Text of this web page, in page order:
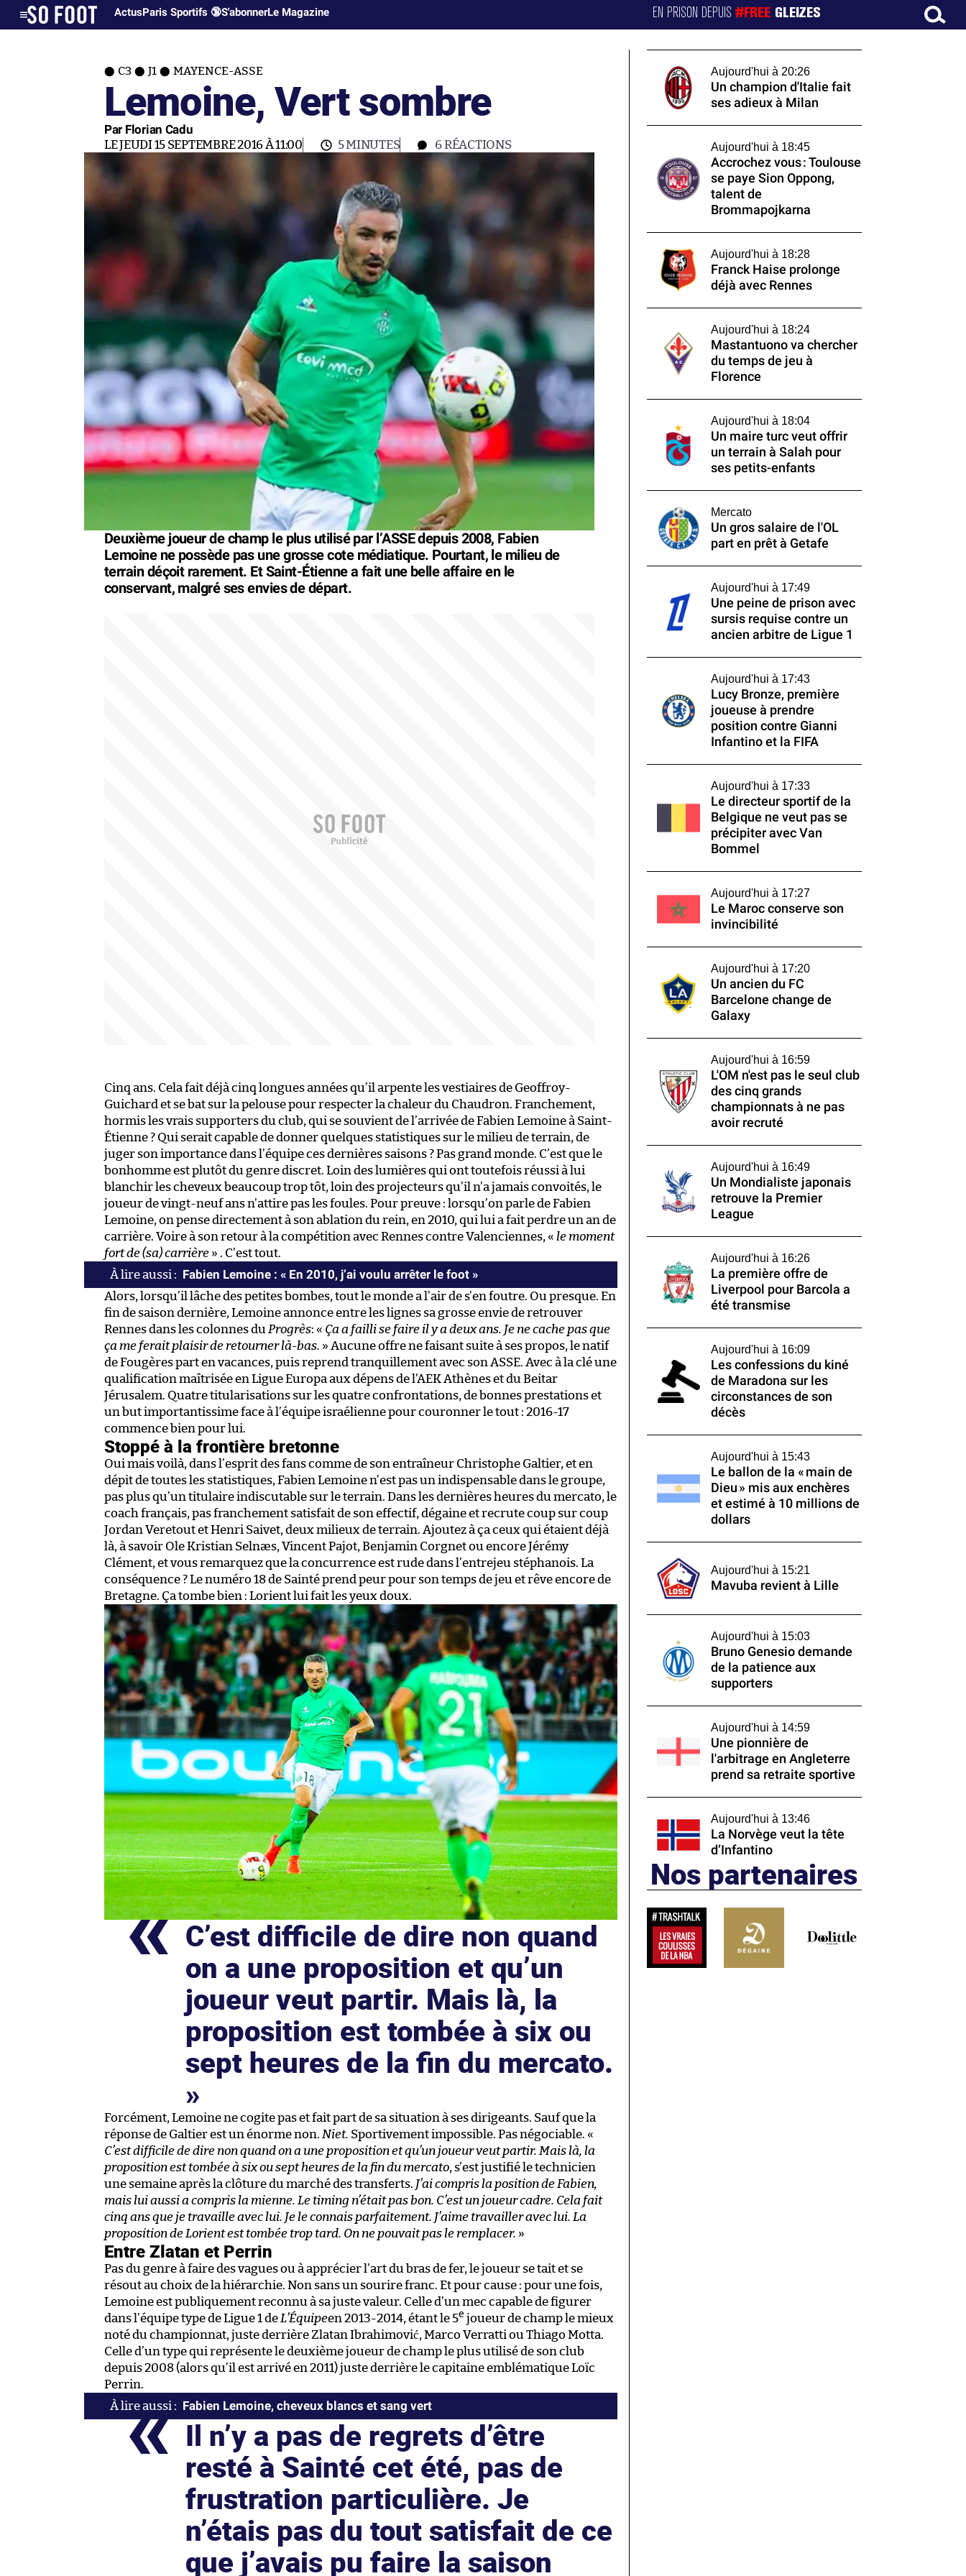
ActusParis Sportifs 🔞S'abonnerLe Magazine EN PRISON DEPUIS#FREE GLEIZES
C3 J1 MAYENCE-ASSE
Lemoine, Vert sombre
Par Florian Cadu
LE JEUDI 15 SEPTEMBRE 2016 À 11:00 5 MINUTES 6RÉACTIONS
Deuxième joueur de champ le plus utilisé par l’ASSE depuis 2008, Fabien
Lemoine ne possède pas une grosse cote médiatique. Pourtant, le milieu de
terrain déçoit rarement. Et Saint-Étienne a fait une belle affaire en le
conservant, malgré ses envies de départ.
Cinq ans. Cela fait déjà cinq longues années qu’il arpente les vestiaires de Geoffroy-
Guichard et se bat sur la pelouse pour respecter la chaleur du Chaudron. Franchement,
hormis les vrais supporters du club, qui se souvient de l’arrivée de Fabien Lemoine à Saint-
Étienne ? Qui serait capable de donner quelques statistiques sur le milieu de terrain, de
juger son importance dans l’équipe ces dernières saisons ? Pas grand monde. C’est que le
bonhomme est plutôt du genre discret. Loin des lumières qui ont toutefois réussi à lui
blanchir les cheveux beaucoup trop tôt, loin des projecteurs qu’il n’a jamais convoités, le
joueur de vingt-neuf ans n’attire pas les foules. Pour preuve : lorsqu’on parle de Fabien
Lemoine, on pense directement à son ablation du rein, en 2010, qui lui a fait perdre un an de
carrière. Voire à son retour à la compétition avec Rennes contre Valenciennes, « le moment
fort de (sa) carrière » . C’est tout.
Fabien Lemoine : « En 2010, j’ai voulu arrêter le foot »
Alors, lorsqu’il lâche des petites bombes, tout le monde a l’air de s’en foutre. Ou presque. En
fin de saison dernière, Lemoine annonce entre les lignes sa grosse envie de retrouver
Rennes dans les colonnes du Progrès: « Ça a failli se faire il y a deux ans. Je ne cache pas que
ça me ferait plaisir de retourner là-bas. » Aucune offre ne faisant suite à ses propos, le natif
de Fougères part en vacances, puis reprend tranquillement avec son ASSE. Avec à la clé une
qualification maîtrisée en Ligue Europa aux dépens de l’AEK Athènes et du Beitar
Jérusalem. Quatre titularisations sur les quatre confrontations, de bonnes prestations et
un but importantissime face à l’équipe israélienne pour couronner le tout : 2016-17
commence bien pour lui.
Stoppé à la frontière bretonne
Oui mais voilà, dans l’esprit des fans comme de son entraîneur Christophe Galtier, et en
dépit de toutes les statistiques, Fabien Lemoine n’est pas un indispensable dans le groupe,
pas plus qu’un titulaire indiscutable sur le terrain. Dans les dernières heures du mercato, le
coach français, pas franchement satisfait de son effectif, dégaine et recrute coup sur coup
Jordan Veretout et Henri Saivet, deux milieux de terrain. Ajoutez à ça ceux qui étaient déjà
là, à savoir Ole Kristian Selnæs, Vincent Pajot, Benjamin Corgnet ou encore Jérémy
Clément, et vous remarquez que la concurrence est rude dans l’entrejeu stéphanois. La
conséquence ? Le numéro 18 de Sainté prend peur pour son temps de jeu et rêve encore de
Bretagne. Ça tombe bien : Lorient lui fait les yeux doux.
C’est difficile de dire non quand
on a une proposition et qu’un
joueur veut partir. Mais là, la
proposition est tombée à six ou
sept heures de la fin du mercato.
Forcément, Lemoine ne cogite pas et fait part de sa situation à ses dirigeants. Sauf que la
réponse de Galtier est un énorme non. Niet. Sportivement impossible. Pas négociable. «
C’est difficile de dire non quand on a une proposition et qu’un joueur veut partir. Mais là, la
proposition est tombée à six ou sept heures de la fin du mercato, s’est justifié le technicien
une semaine après la clôture du marché des transferts. J’ai compris la position de Fabien,
mais lui aussi a compris la mienne. Le timing n’était pas bon. C’est un joueur cadre. Cela fait
cinq ans que je travaille avec lui. Je le connais parfaitement. J’aime travailler avec lui. La
proposition de Lorient est tombée trop tard. On ne pouvait pas le remplacer. »
Entre Zlatan et Perrin
Pas du genre à faire des vagues ou à apprécier l’art du bras de fer, le joueur se tait et se
résout au choix de la hiérarchie. Non sans un sourire franc. Et pour cause : pour une fois,
Lemoine est publiquement reconnu à sa juste valeur. Celle d’un mec capable de figurer
dans l’équipe type de Ligue 1 de L’Équipeen 2013-2014, étant le 5e joueur de champ le mieux
noté du championnat, juste derrière Zlatan Ibrahimović, Marco Verratti ou Thiago Motta.
Celle d’un type qui représente le deuxième joueur de champ le plus utilisé de son club
depuis 2008 (alors qu’il est arrivé en 2011) juste derrière le capitaine emblématique Loïc
Perrin.
Fabien Lemoine, cheveux blancs et sang vert
Il n’y a pas de regrets d’être
resté à Sainté cet été, pas de
frustration particulière. Je
n’étais pas du tout satisfait de ce
que j’avais pu faire la saison
Aujourd'hui à 20:26
Un champion d'Italie fait
ses adieux à Milan
Aujourd'hui à 18:45
Accrochez vous : Toulouse
se paye Sion Oppong,
talent de
Brommapojkarna
Aujourd'hui à 18:28
Franck Haise prolonge
déjà avec Rennes
Aujourd'hui à 18:24
Mastantuono va chercher
du temps de jeu à
Florence
Aujourd'hui à 18:04
Un maire turc veut offrir
un terrain à Salah pour
ses petits-enfants
Mercato
Un gros salaire de l'OL
part en prêt à Getafe
Aujourd'hui à 17:49
Une peine de prison avec
sursis requise contre un
ancien arbitre de Ligue 1
Aujourd'hui à 17:43
Lucy Bronze, première
joueuse à prendre
position contre Gianni
Infantino et la FIFA
Aujourd'hui à 17:33
Le directeur sportif de la
Belgique ne veut pas se
précipiter avec Van
Bommel
Aujourd'hui à 17:27
Le Maroc conserve son
invincibilité
Aujourd'hui à 17:20
Un ancien du FC
Barcelone change de
Galaxy
Aujourd'hui à 16:59
L'OM n'est pas le seul club
des cinq grands
championnats à ne pas
avoir recruté
Aujourd'hui à 16:49
Un Mondialiste japonais
retrouve la Premier
League
Aujourd'hui à 16:26
La première offre de
Liverpool pour Barcola a
été transmise
Aujourd'hui à 16:09
Les confessions du kiné
de Maradona sur les
circonstances de son
décès
Aujourd'hui à 15:43
Le ballon de la « main de
Dieu » mis aux enchères
et estimé à 10 millions de
dollars
Aujourd'hui à 15:21
Mavuba revient à Lille
Aujourd'hui à 15:03
Bruno Genesio demande
de la patience aux
supporters
Aujourd'hui à 14:59
Une pionnière de
l'arbitrage en Angleterre
prend sa retraite sportive
Aujourd'hui à 13:46
La Norvège veut la tête
d’Infantino
Nos partenaires